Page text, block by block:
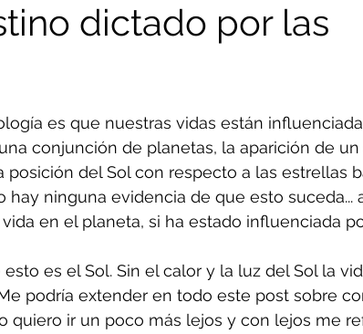
dictado por las
es que nuestras vidas están
conjunción de planetas, la aparición de
posición del Sol con respecto a las estrellas
hay ninguna evidencia de que esto suceda...
en el planeta, si ha estado influenciada
es el Sol. Sin el calor y la luz del Sol la
podría extender en todo este post sobre
quiero ir un poco más lejos y con lejos me